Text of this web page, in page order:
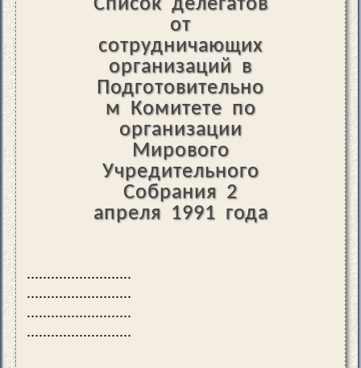
Список делегатов
от
сотрудничающих
организаций в
Подготовительно
м Комитете по
организации
Мирового
Учредительного
Собрания 2
апреля 1991 года
..........................
..........................
..........................
..........................